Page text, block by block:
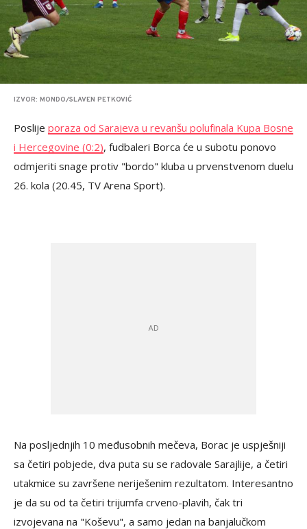
IZVOR: MONDO/SLAVEN PETKOVIĆ
Poslije poraza od Sarajeva u revanšu polufinala Kupa Bosne
i Hercegovine (0:2), fudbaleri Borca će u subotu ponovo
odmjeriti snage protiv "bordo" kluba u prvenstvenom duelu
26. kola (20.45, TV Arena Sport).
Na posljednjih 10 međusobnih mečeva, Borac je uspješniji
sa četiri pobjede, dva puta su se radovale Sarajlije, a četiri
utakmice su završene neriješenim rezultatom. Interesantno
je da su od ta četiri trijumfa crveno-plavih, čak tri
izvojevana na "Koševu", a samo jedan na banjalučkom